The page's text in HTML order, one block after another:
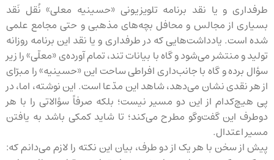
طرفداری و یا نقد برنامه تلویزیونی «حسینیه معلی» نُقل نَقد
بسیاری از مجالس و محافل بچه‌های مذهبی و حتی مجامع علمی
شده است. یادداشت‌هایی که در طرفداری و یا نقد این برنامه روزانه
تولید و منتشر می‌شود و گاه با بیانات تند، تمام آورده‌ی «معلّی» را زیر
سؤال برده و گاه با جانب‌داری افراطی ساحت این «حسینیه» را مبرّای
از هر نقدی نشان می‌دهد، شاهد این مدّعا است. این نوشته، اما، در
پی هیچ‌کدام از این دو مسیر نیست؛ بلکه صرفاً سؤالاتی را با هر
دوطرف این گفت‌وگو مطرح می‌کند؛ تا شاید کمکی باشد به یافتن
مسیر اعتدال.
پیش از سخن با هر یک از دو طرف، بیان این نکته را لازم می‌دانم که: